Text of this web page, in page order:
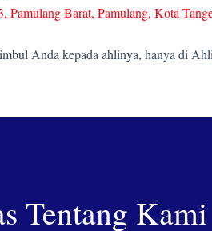
Pamulang Barat, Pamulang, Kota
Anda kepada ahlinya, hanya di
Tentang Kami